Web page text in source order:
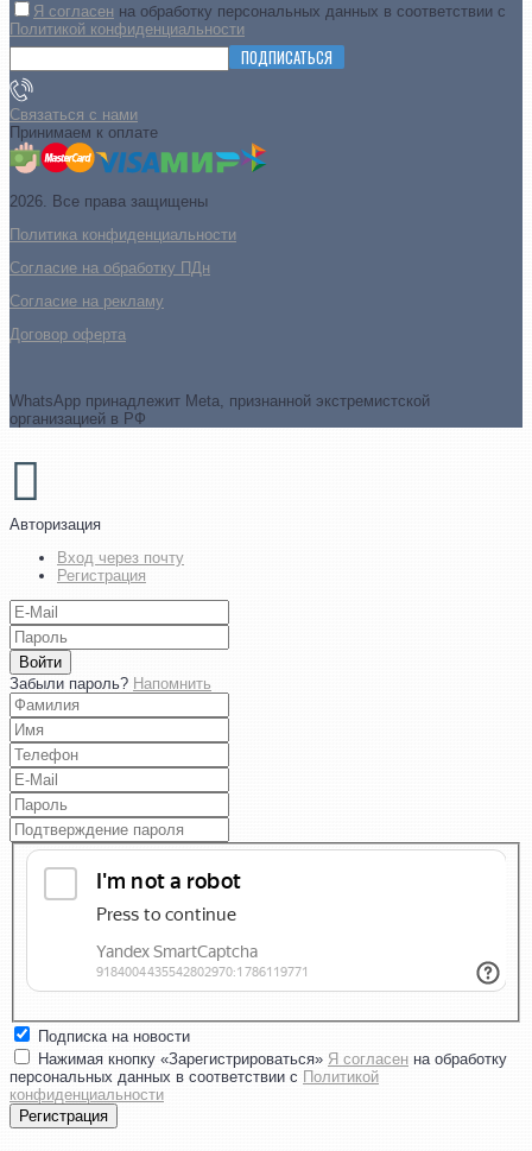
Я согласен на обработку персональных данных в соответствии с
Политикой конфиденциальности
ПОДПИСАТЬСЯ
Связаться с нами
Принимаем к оплате
2026. Все права защищены
Политика конфиденциальности
Согласие на обработку ПДн
Cогласие на рекламу
Договор оферта
WhatsApp принадлежит Meta, признанной экстремистской
организацией в РФ
Авторизация
Вход через почту
Регистрация
Войти
Забыли пароль? Напомнить
Подписка на новости
Нажимая кнопку «Зарегистрироваться» Я согласен на обработку
персональных данных в соответствии с Политикой
конфиденциальности
Регистрация